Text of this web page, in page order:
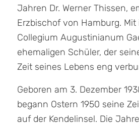
Jahren Dr. Werner Thissen,
Erzbischof von Hamburg.
Collegium Augustinianum
ehemaligen Schüler, der
Zeit seines Lebens eng
Geboren am 3. Dezember
begann Ostern 1950 seine
auf der Kendelinsel. Die